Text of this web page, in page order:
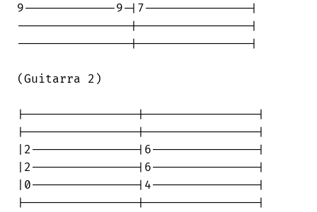
9-------------9-|7---------------|
----------------|----------------|
----------------|----------------|
(Guitarra 2)
|----------------|----------------|
|----------------|----------------|
|2---------------|6---------------|
|2---------------|6---------------|
|0---------------|4---------------|
|----------------|----------------|